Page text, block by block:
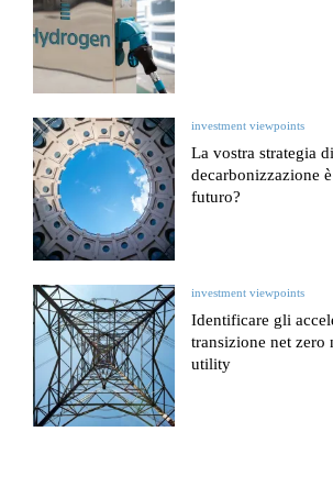
investment viewpoints
La vostra strategia di
decarbonizzazione
futuro?
investment viewpoints
Identificare gli
transizione net zero
utility